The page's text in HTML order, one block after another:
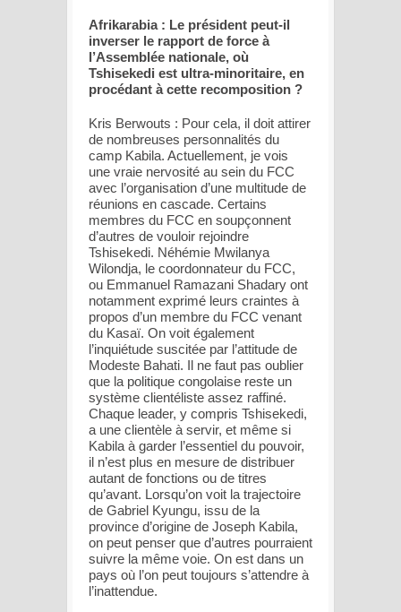
Afrikarabia : Le président peut-il
inverser le rapport de force à
l’Assemblée nationale, où
Tshisekedi est ultra-minoritaire, en
procédant à cette recomposition ?
Kris Berwouts : Pour cela, il doit attirer
de nombreuses personnalités du
camp Kabila. Actuellement, je vois
une vraie nervosité au sein du FCC
avec l’organisation d’une multitude de
réunions en cascade. Certains
membres du FCC en soupçonnent
d’autres de vouloir rejoindre
Tshisekedi. Néhémie Mwilanya
Wilondja, le coordonnateur du FCC,
ou Emmanuel Ramazani Shadary ont
notamment exprimé leurs craintes à
propos d’un membre du FCC venant
du Kasaï. On voit également
l’inquiétude suscitée par l’attitude de
Modeste Bahati. Il ne faut pas oublier
que la politique congolaise reste un
système clientéliste assez raffiné.
Chaque leader, y compris Tshisekedi,
a une clientèle à servir, et même si
Kabila à garder l’essentiel du pouvoir,
il n’est plus en mesure de distribuer
autant de fonctions ou de titres
qu’avant. Lorsqu’on voit la trajectoire
de Gabriel Kyungu, issu de la
province d’origine de Joseph Kabila,
on peut penser que d’autres pourraient
suivre la même voie. On est dans un
pays où l’on peut toujours s’attendre à
l’inattendue.